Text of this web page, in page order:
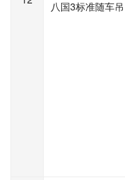
八国3标准随车吊